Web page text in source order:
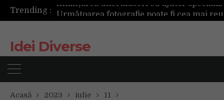
Trending :
Următoarea fotografie poate fi cea mai reușită de până acum
Mașinile de spălat și uscătoarele bazate pe inteligență artificială îți cunosc hainele mai bine decât tine
Idei Diverse
Acasă 2023 iulie
11